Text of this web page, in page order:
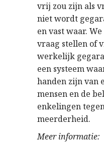
vrij zou zijn als
niet wordt
en vast waar.
vraag stellen of
werkelijk
een systeem
handen zijn van
mensen en de
enkelingen
meerderheid.
Meer informatie: